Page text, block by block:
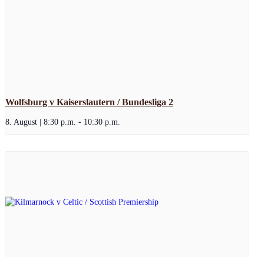
Wolfsburg v Kaiserslautern / Bundesliga 2
8. August | 8:30 p.m. - 10:30 p.m.